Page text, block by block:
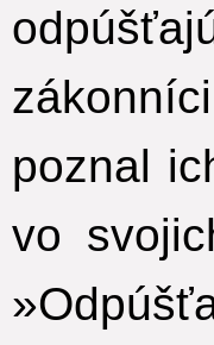
poznal
vo